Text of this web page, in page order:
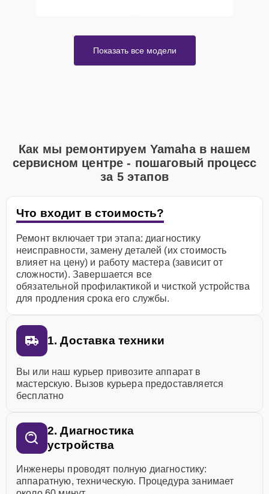
Показать все модели
Как мы ремонтируем Yamaha в нашем
сервисном центре - пошаговый процесс
за 5 этапов
Что входит в стоимость?
Ремонт включает три этапа: диагностику
неисправности, замену деталей (их стоимость
влияет на цену) и работу мастера (зависит от
сложности). Завершается все
обязательной профилактикой и чисткой устройства
для продления срока его службы.
1. Доставка техники
Вы или наш курьер привозите аппарат в
мастерскую. Вызов курьера предоставляется
бесплатно
2. Диагностика
устройства
Инженеры проводят полную диагностику:
аппаратную, техническую. Процедура занимает